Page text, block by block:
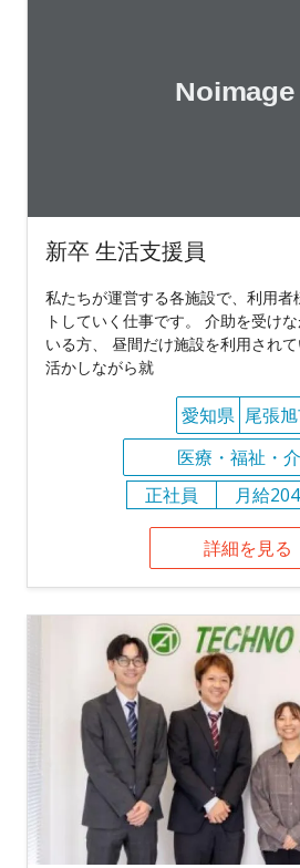
新卒 生活支援員
私たちが運営する各施設で、利用者
トしていく仕事です。 介助を受け
いる方、 昼間だけ施設を利用され
活かしながら就
愛知県 尾張
医療・福祉・
正社員
月給
詳細を見る